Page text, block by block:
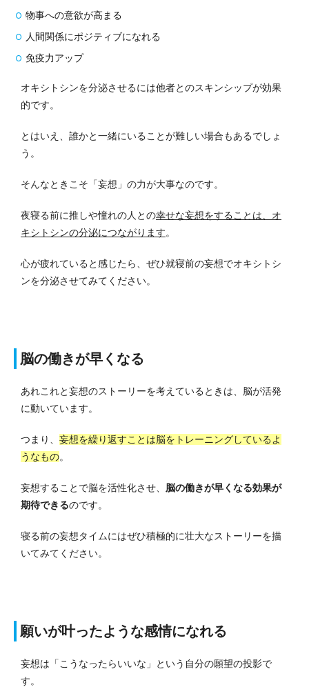
物事への意欲が高まる
人間関係にポジティブになれる
免疫力アップ
オキシトシンを分泌させるには他者とのスキンシップが効果
的です。
とはいえ、誰かと一緒にいることが難しい場合もあるでしょ
う。
そんなときこそ「妄想」の力が大事なのです。
夜寝る前に推しや憧れの人との幸せな妄想をすることは、オ
キシトシンの分泌につながります。
心が疲れていると感じたら、ぜひ就寝前の妄想でオキシトシ
ンを分泌させてみてください。
脳の働きが早くなる
あれこれと妄想のストーリーを考えているときは、脳が活発
に動いています。
つまり、 妄想を繰り返すことは脳をトレーニングしているよ
うなもの。
妄想することで脳を活性化させ、 脳の働きが早くなる効果が
期待できるのです。
寝る前の妄想タイムにはぜひ積極的に壮大なストーリーを描
いてみてください。
願いが叶ったような感情になれる
妄想は「こうなったらいいな」という自分の願望の投影で
す。